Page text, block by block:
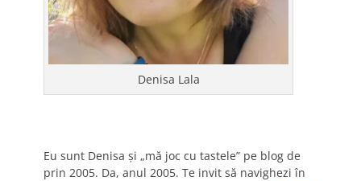
Denisa Lala
Eu sunt Denisa și „mă joc cu tastele” pe blog de
prin 2005. Da, anul 2005. Te invit să navighezi în